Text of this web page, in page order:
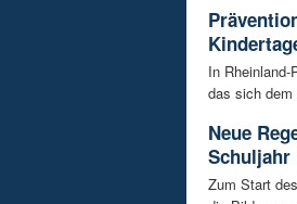
In
das sich dem
Neue
Schuljahr
Zum Start